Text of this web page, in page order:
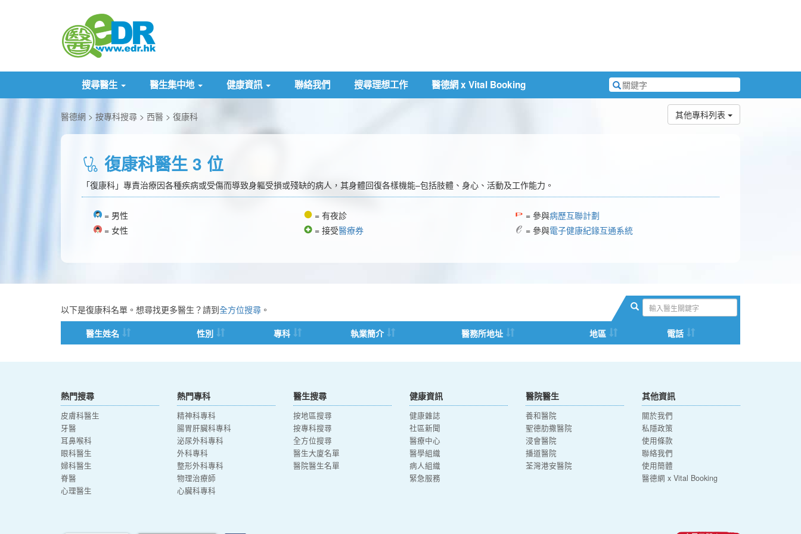
搜尋醫生 醫生集中地 健康資訊 聯絡我們 搜尋理想工作 醫德網 x Vital Booking
搜
尋
醫德網 按專科搜尋 西醫 復康科 其他專科列表
復康科醫生 3 位
「復康科」專責治療因各種疾病或受傷而導致身軀受損或殘缺的病人，其身體回復各樣機能–包括肢體、身心、活動及工作能力。
= 男性
= 女性
= 有夜診
= 接受醫療券
= 參與病歷互聯計劃
= 參與電子健康紀䤸互通系統
以下是復康科名單。想尋找更多醫生？請到全方位搜尋 。
醫生姓名
性別 專科 執業簡介 醫務所地址 地區 電話
熱門搜尋
皮膚科醫生
牙醫
耳鼻喉科
眼科醫生
婦科醫生
脊醫
心理醫生
熱門專科
精神科專科
腸胃肝臟科專科
泌尿外科專科
外科專科
整形外科專科
物理治療師
心臟科專科
醫生搜尋
按地區搜尋
按專科搜尋
全方位搜尋
醫生大廈名單
醫院醫生名單
健康資訊
健康雜誌
社區新聞
醫療中心
醫學組織
病人組織
緊急服務
醫院醫生
養和醫院
聖德肋撒醫院
浸會醫院
播道醫院
荃灣港安醫院
其他資訊
關於我們
私隱政策
使用條款
聯絡我們
使用簡體
醫德網 x Vital Booking